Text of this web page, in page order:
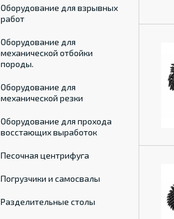
Оборудование для взрывных
работ
Оборудование для
механической отбойки
породы.
Оборудование для
механической резки
Оборудование для прохода
восстающих выработок
Песочная центрифуга
Погрузчики и самосвалы
Разделительные столы